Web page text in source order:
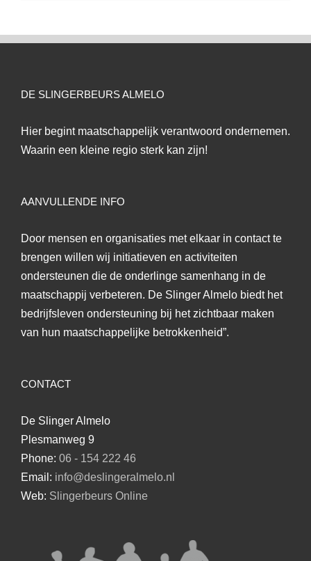
DE SLINGERBEURS ALMELO
Hier begint maatschappelijk verantwoord ondernemen.
Waarin een kleine regio sterk kan zijn!
AANVULLENDE INFO
Door mensen en organisaties met elkaar in contact te
brengen willen wij initiatieven en activiteiten
ondersteunen die de onderlinge samenhang in de
maatschappij verbeteren. De Slinger Almelo biedt het
bedrijfsleven ondersteuning bij het zichtbaar maken
van hun maatschappelijke betrokkenheid”.
CONTACT
De Slinger Almelo
Plesmanweg 9
Phone: 06 - 154 222 46
Email: info@deslingeralmelo.nl
Web: Slingerbeurs Online